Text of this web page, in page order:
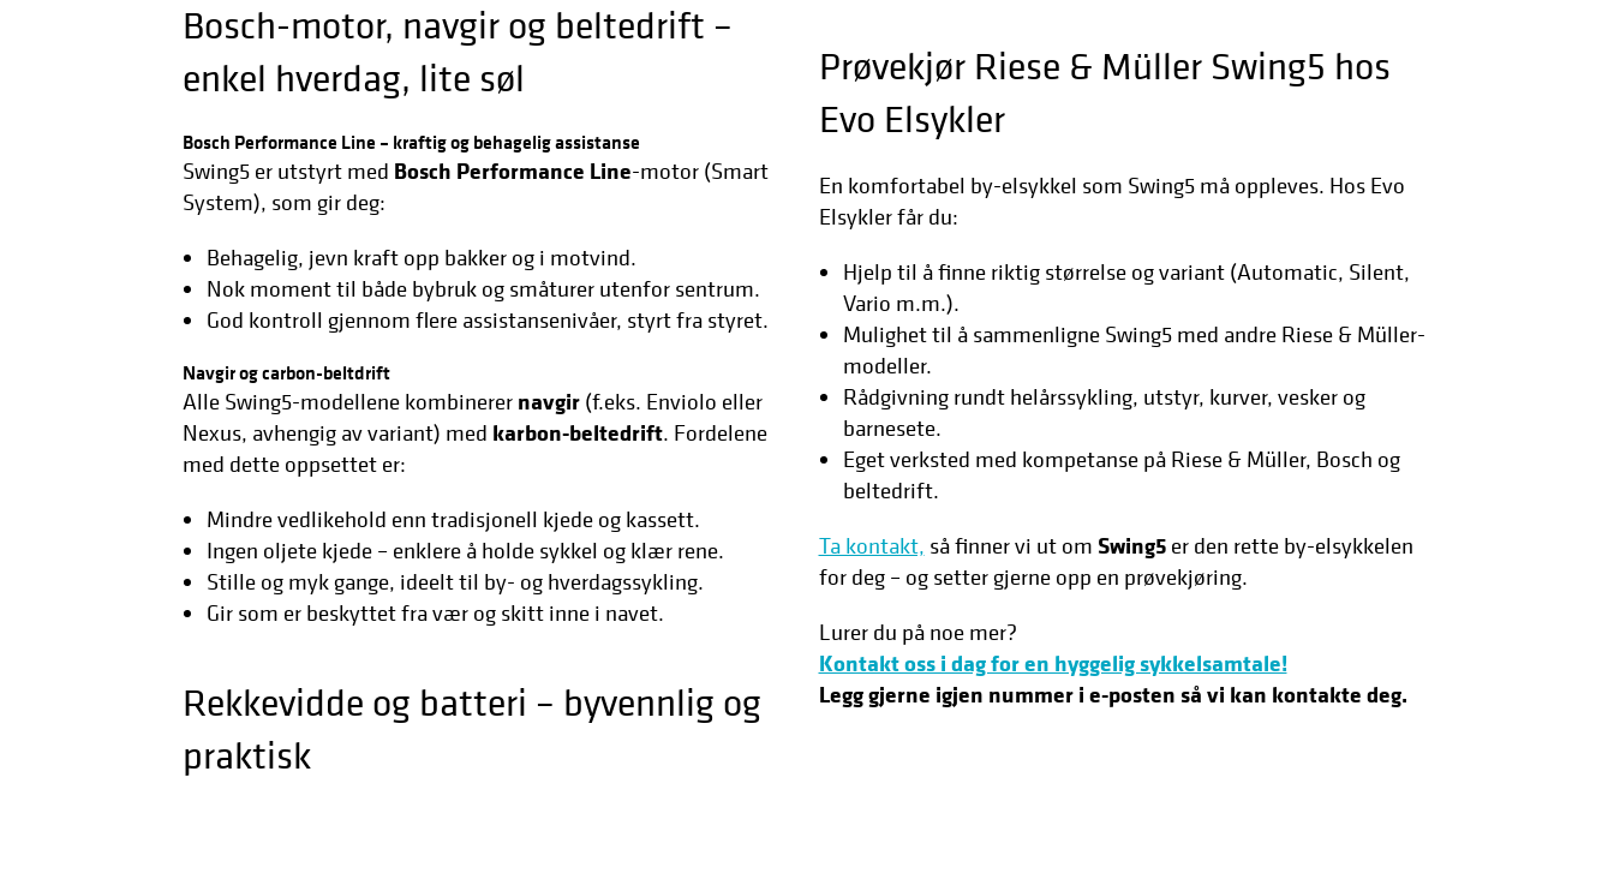
Bosch-motor, navgir og beltedrift –
enkel hverdag, lite søl
Bosch Performance Line – kraftig og behagelig assistanse
Swing5 er utstyrt med Bosch Performance Line-motor (Smart
System), som gir deg:
Behagelig, jevn kraft opp bakker og i motvind.
Nok moment til både bybruk og småturer utenfor sentrum.
God kontroll gjennom flere assistansenivåer, styrt fra styret.
Navgir og carbon-beltdrift
Alle Swing5-modellene kombinerer navgir (f.eks. Enviolo eller
Nexus, avhengig av variant) med karbon-beltedrift. Fordelene
med dette oppsettet er:
Mindre vedlikehold enn tradisjonell kjede og kassett.
Ingen oljete kjede – enklere å holde sykkel og klær rene.
Stille og myk gange, ideelt til by- og hverdagssykling.
Gir som er beskyttet fra vær og skitt inne i navet.
Rekkevidde og batteri – byvennlig og
praktisk
Prøvekjør Riese & Müller Swing5 hos
Evo Elsykler
En komfortabel by-elsykkel som Swing5 må oppleves. Hos Evo
Elsykler får du:
Hjelp til å finne riktig størrelse og variant (Automatic, Silent,
Vario m.m.).
Mulighet til å sammenligne Swing5 med andre Riese & Müller-
modeller.
Rådgivning rundt helårssykling, utstyr, kurver, vesker og
barnesete.
Eget verksted med kompetanse på Riese & Müller, Bosch og
beltedrift.
Ta kontakt, så finner vi ut om Swing5er den rette by-elsykkelen
for deg – og setter gjerne opp en prøvekjøring.
Lurer du på noe mer?
Kontakt oss i dag for en hyggelig sykkelsamtale!
Legg gjerne igjen nummer i e-posten så vi kan kontakte deg.